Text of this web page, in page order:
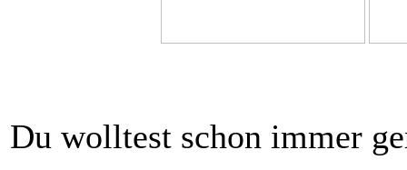
Du wolltest schon immer